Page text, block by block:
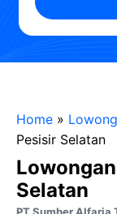
Home »
Pesisir Selatan
Selatan